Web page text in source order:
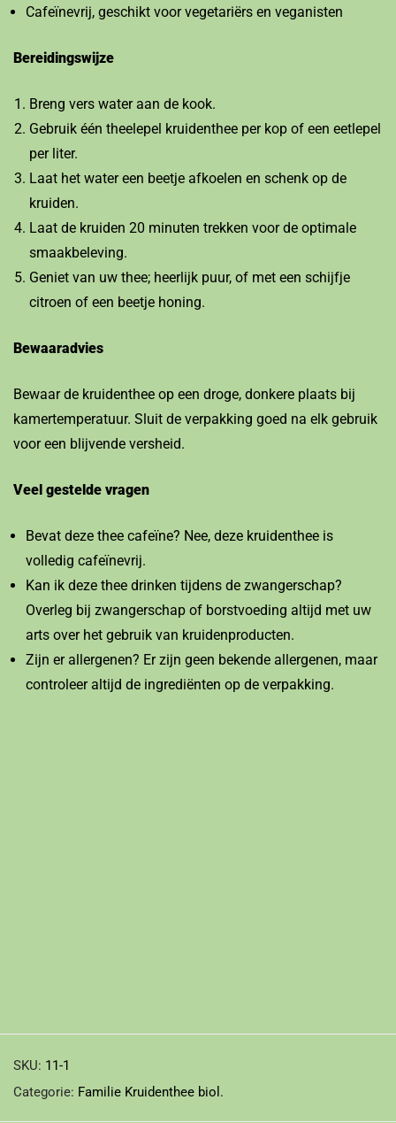
Cafeïnevrij, geschikt voor vegetariërs en veganisten
Bereidingswijze
Breng vers water aan de kook.
Gebruik één theelepel kruidenthee per kop of een eetlepel
per liter.
Laat het water een beetje afkoelen en schenk op de
kruiden.
Laat de kruiden 20 minuten trekken voor de optimale
smaakbeleving.
Geniet van uw thee; heerlijk puur, of met een schijfje
citroen of een beetje honing.
Bewaaradvies
Bewaar de kruidenthee op een droge, donkere plaats bij
kamertemperatuur. Sluit de verpakking goed na elk gebruik
voor een blijvende versheid.
Veel gestelde vragen
Bevat deze thee cafeïne? Nee, deze kruidenthee is
volledig cafeïnevrij.
Kan ik deze thee drinken tijdens de zwangerschap?
Overleg bij zwangerschap of borstvoeding altijd met uw
arts over het gebruik van kruidenproducten.
Zijn er allergenen? Er zijn geen bekende allergenen, maar
controleer altijd de ingrediënten op de verpakking.
SKU: 11-1
Categorie: Familie Kruidenthee biol.